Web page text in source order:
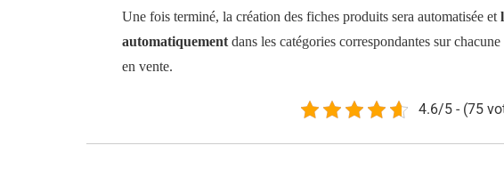
Une fois terminé, la création des fiches produits sera automatisée et
automatiquement dans les catégories correspondantes sur
en vente.
4.6/5 - (75